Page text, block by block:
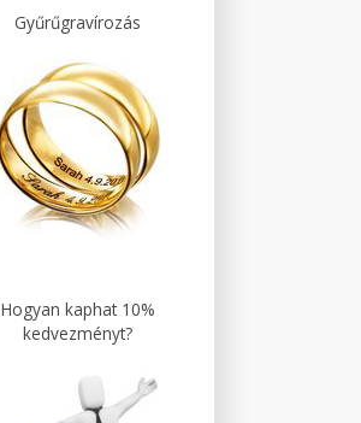
Gyűrűgravírozás
Hogyan kaphat 10%
kedvezményt?